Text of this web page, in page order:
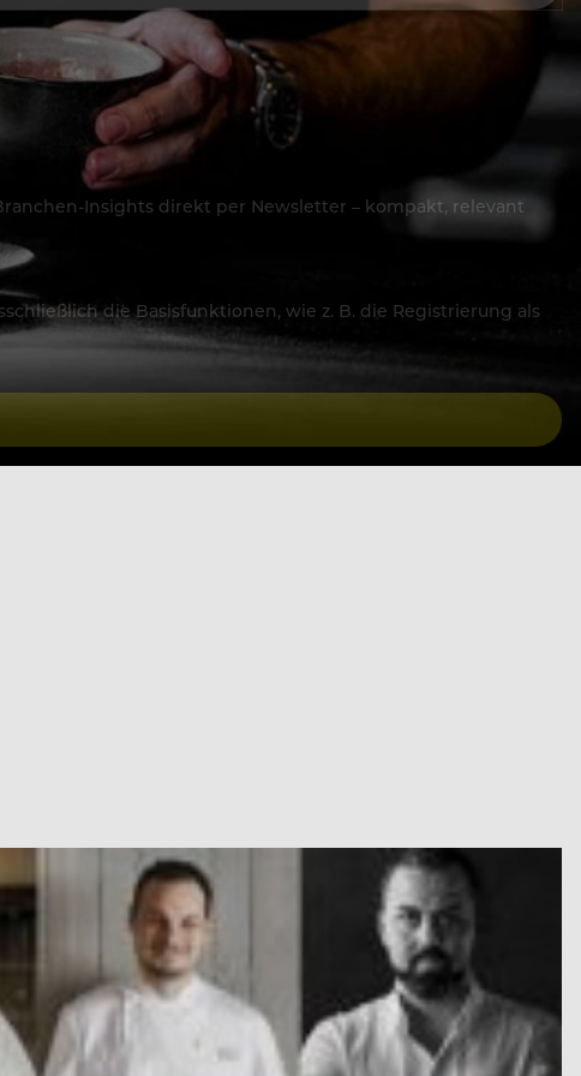
Insights direkt per Newsletter – kompakt, relevant
die Basisfunktionen, wie z. B. die Registrierung als